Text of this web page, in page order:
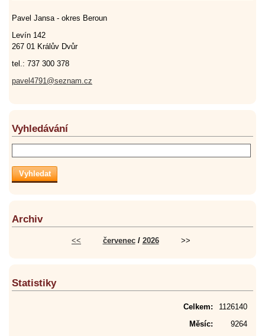
Pavel Jansa - okres Beroun
Levín 142
267 01 Králův Dvůr
tel.: 737 300 378
pavel4791@seznam.cz
Vyhledávání
Archiv
<< červenec/ 2026 >>
Statistiky
Celkem:
1126140
Měsíc:
9264